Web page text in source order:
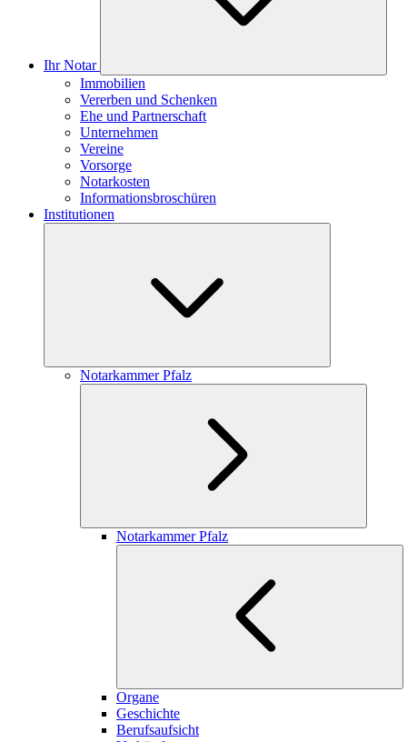
Ihr Notar
Immobilien
Vererben und Schenken
Ehe und Partnerschaft
Unternehmen
Vereine
Vorsorge
Notarkosten
Informationsbroschüren
Institutionen
Notarkammer Pfalz
Notarkammer Pfalz
Organe
Geschichte
Berufsaufsicht